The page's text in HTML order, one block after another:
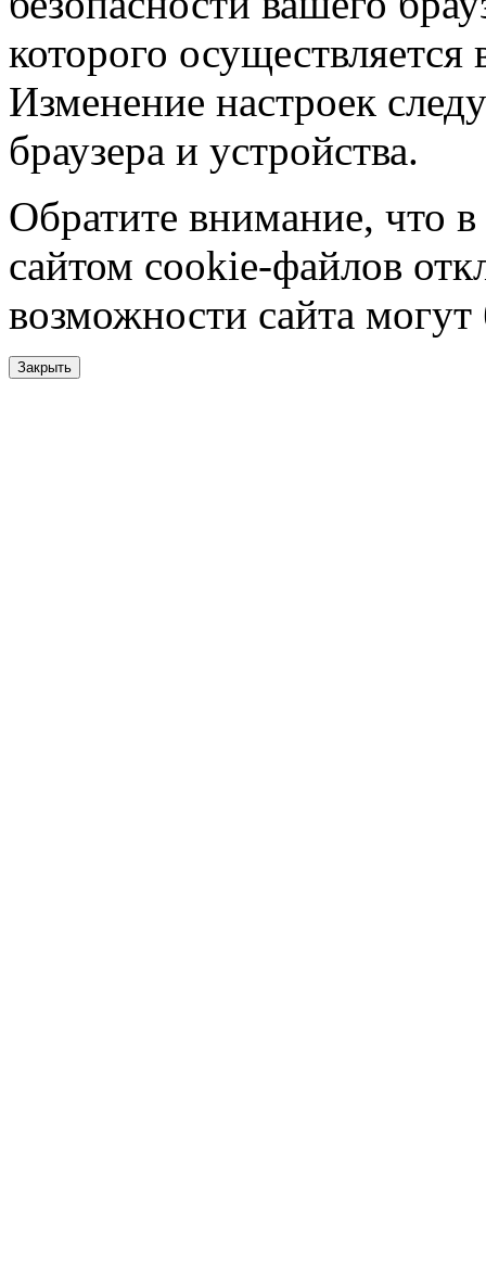
которого
Изменение настроек
браузера и устройства.
Обратите внимание, что в
сайтом cookie-файлов
возможности сайта
Закрыть